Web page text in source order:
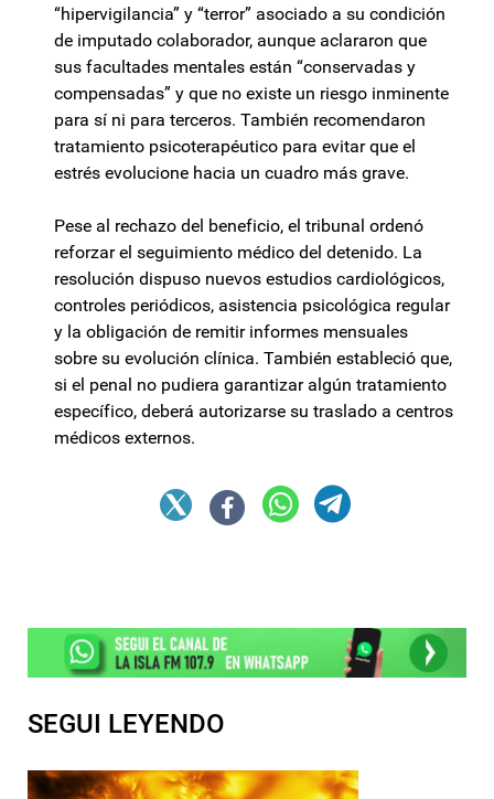
“hipervigilancia” y “terror” asociado a su condición
de imputado colaborador, aunque aclararon que
sus facultades mentales están “conservadas y
compensadas” y que no existe un riesgo inminente
para sí ni para terceros. También recomendaron
tratamiento psicoterapéutico para evitar que el
estrés evolucione hacia un cuadro más grave.
Pese al rechazo del beneficio, el tribunal ordenó
reforzar el seguimiento médico del detenido. La
resolución dispuso nuevos estudios cardiológicos,
controles periódicos, asistencia psicológica regular
y la obligación de remitir informes mensuales
sobre su evolución clínica. También estableció que,
si el penal no pudiera garantizar algún tratamiento
específico, deberá autorizarse su traslado a centros
médicos externos.
SEGUI LEYENDO